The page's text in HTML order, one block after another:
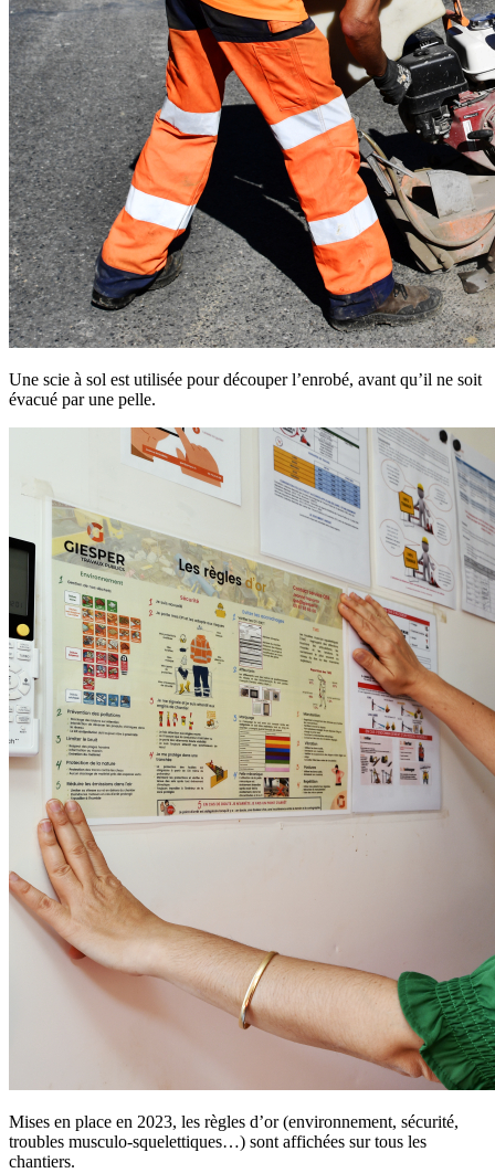
Une scie à sol est utilisée pour découper l’enrobé, avant qu’il ne soit
évacué par une pelle.
Mises en place en 2023, les règles d’or (environnement, sécurité,
troubles musculo-squelettiques…) sont affichées sur tous les
chantiers.